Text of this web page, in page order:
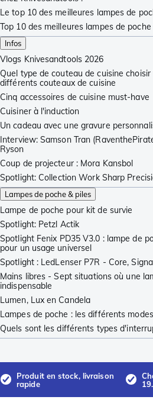
Le top 10 des meilleures lampes de
Top 10 des meilleures lampes de
Infos
Vlogs Knivesandtools 2026
Quel type de couteau de cuisine
différents couteaux de cuisine
Cinq accessoires de cuisine must-have
Cuisiner à l'induction
Un cadeau avec une gravure
Interview: Samson Tran
Ryson
Coup de projecteur : Mora Kansbol
Spotlight: Collection Work Sharp
Lampes de poche & piles
Lampe de poche pour kit de survie
Spotlight: Petzl Actik
Spotlight Fenix PD35 V3.0 : lampe de
pour un usage universel
Spotlight : LedLenser P7R - Core,
Mains libres - Sept situations où une
indispensable
Lumen, Lux en Candela
Lampes de poche : les différents
Quels sont les différents types
Produit en stock, livraison
rapide